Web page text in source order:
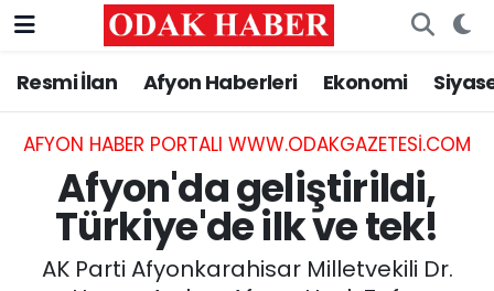
Resmi İlan Afyon Haberleri Ekonomi
AFYON HABER PORTALI WWW.ODAKGAZETESI.COM
Afyon'da geliştirildi,
Türkiye'de ilk ve tek!
AK Parti Afyonkarahisar Milletvekili Dr.
AFYONKARAHİSAR HABERLERİ
Resmi İlan
ASAYİŞ
Nöbetçi Eczaneler
Hava Durumu
Trafik Durumu
Süper Lig Puan Durumu ve Fikstür